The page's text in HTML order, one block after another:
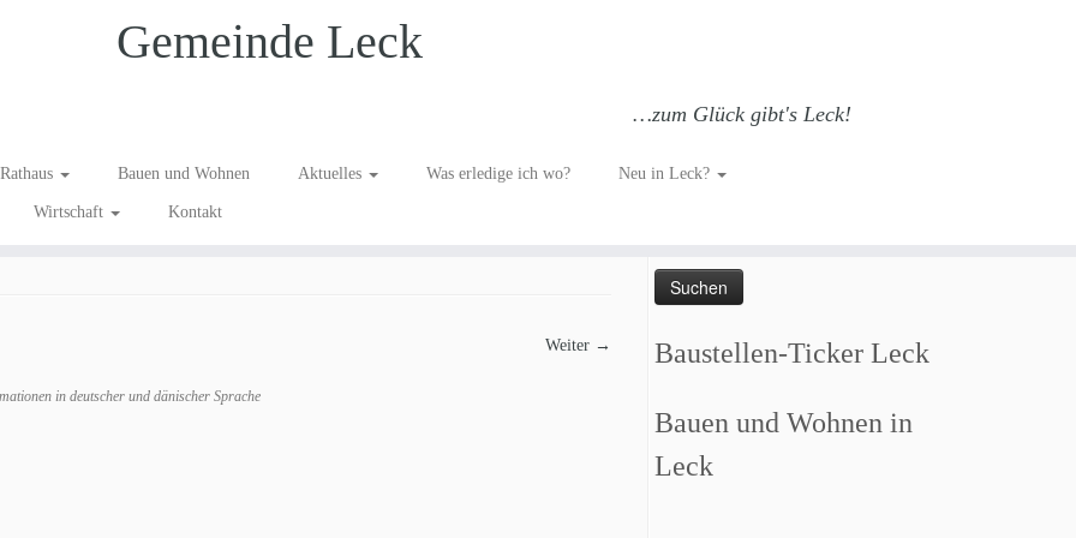
Gemeinde Leck
…zum Glück gibt's Leck!
Rathaus Bauen und Wohnen Aktuelles Was erledige ich wo? Neu in Leck?
Wirtschaft Kontakt
Weiter →
in deutscher und dänischer Sprache
Such dich GLÜCKlich…
Baustellen-Ticker Leck
Bauen und Wohnen in
Leck